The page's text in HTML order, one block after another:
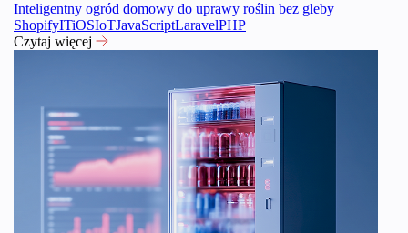
Inteligentny ogród domowy do uprawy roślin bez gleby
ShopifyITiOSIoTJavaScriptLaravelPHP
Czytaj więcej